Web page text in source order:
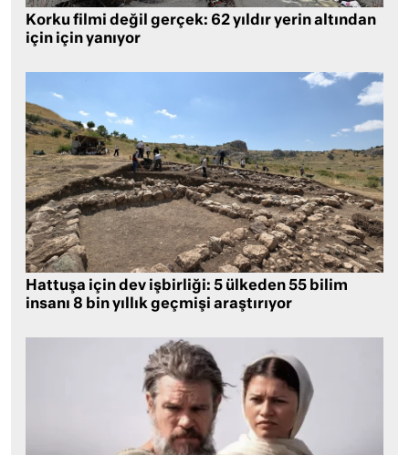
Korku filmi değil gerçek: 62 yıldır yerin altından
için için yanıyor
Hattuşa için dev işbirliği: 5 ülkeden 55 bilim
insanı 8 bin yıllık geçmişi araştırıyor